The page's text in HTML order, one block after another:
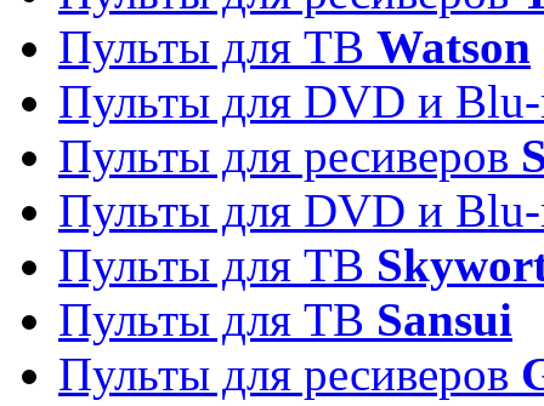
Пульты для ТВ Watson
Пульты для DVD и
Пульты для ресиверов
Пульты для DVD и
Пульты для ТВ
Пульты для ТВ Sansui
Пульты для ресиверов